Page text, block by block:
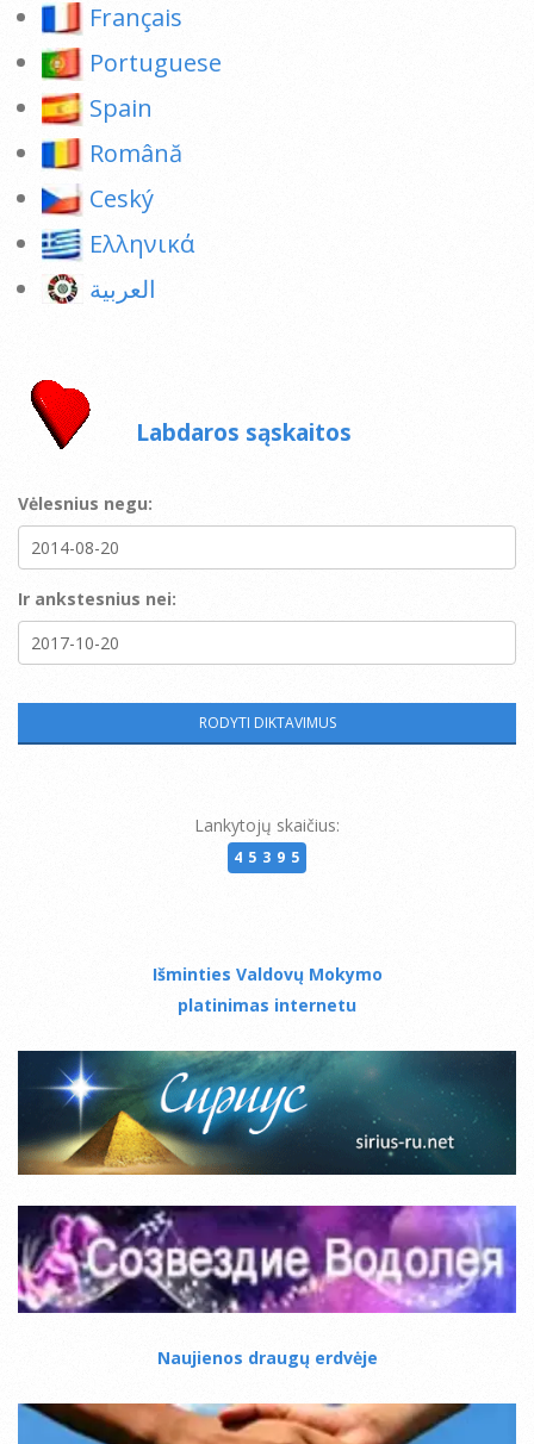
Français
Portuguese
Spain
Română
Ceský
Ελληνικά
العربية
Labdaros sąskaitos
Vėlesnius negu:
Ir ankstesnius nei:
Lankytojų skaičius:
45395
Išminties Valdovų Mokymo
platinimas internetu
Naujienos draugų erdvėje